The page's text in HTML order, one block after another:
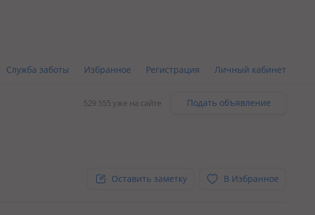
Служба заботы Избранное Регистрация Личный кабинет
529 555 уже на сайте Подать объявление
Оставить заметку В Избранное